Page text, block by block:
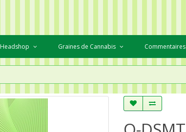
Headshop Graines de Cannabis Commentaires